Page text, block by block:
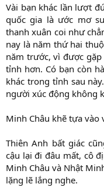
Vài bạn khác lần lượt
quốc gia là ước mơ
thanh xuân coi như
nay là năm thứ hai
năm trước, vì được
tỉnh hơn. Có bạn còn
khác trong tỉnh sau
người xúc động không
Minh Châu khẽ tựa vào
Thiên Anh bất giác
cậu lại đi đâu mất, cô
Minh Châu và Nhật
lặng lẽ lắng nghe.